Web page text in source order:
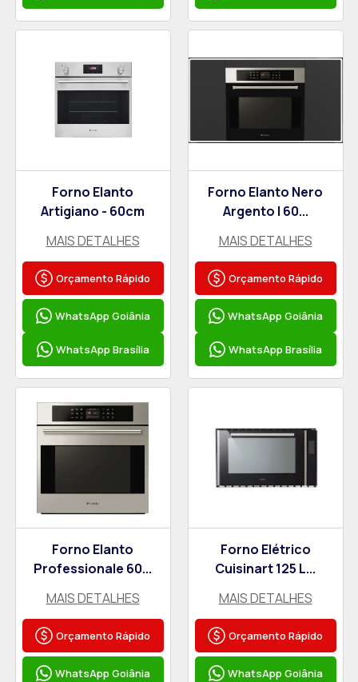
Forno Elanto
Artigiano - 60cm
MAIS DETALHES
Orçamento Rápido
WhatsApp Goiânia
WhatsApp Brasília
Forno Elanto Nero
Argento | 60...
MAIS DETALHES
Orçamento Rápido
WhatsApp Goiânia
WhatsApp Brasília
Forno Elanto
Professionale 60...
MAIS DETALHES
Orçamento Rápido
WhatsApp Goiânia
Forno Elétrico
Cuisinart 125 L...
MAIS DETALHES
Orçamento Rápido
WhatsApp Goiânia